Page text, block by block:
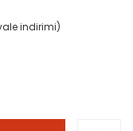
indirimi)